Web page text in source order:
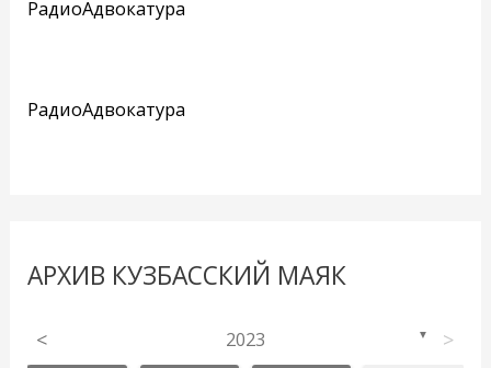
РадиоАдвокатура
РадиоАдвокатура
АРХИВ КУЗБАССКИЙ МАЯК
< 2023 ▼ >